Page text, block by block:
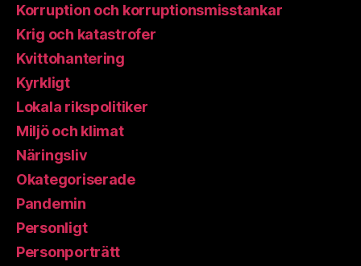
Korruption och korruptionsmisstankar
Krig och katastrofer
Kvittohantering
Kyrkligt
Lokala rikspolitiker
Miljö och klimat
Näringsliv
Okategoriserade
Pandemin
Personligt
Personporträtt